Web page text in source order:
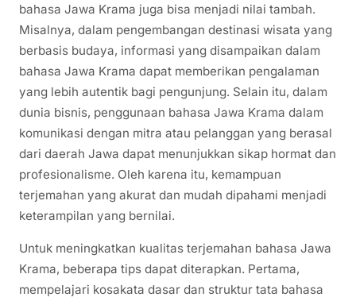
bahasa Jawa Krama juga bisa menjadi nilai tambah.
Misalnya, dalam pengembangan destinasi wisata yang
berbasis budaya, informasi yang disampaikan dalam
bahasa Jawa Krama dapat memberikan pengalaman
yang lebih autentik bagi pengunjung. Selain itu, dalam
dunia bisnis, penggunaan bahasa Jawa Krama dalam
komunikasi dengan mitra atau pelanggan yang berasal
dari daerah Jawa dapat menunjukkan sikap hormat dan
profesionalisme. Oleh karena itu, kemampuan
terjemahan yang akurat dan mudah dipahami menjadi
keterampilan yang bernilai.
Untuk meningkatkan kualitas terjemahan bahasa Jawa
Krama, beberapa tips dapat diterapkan. Pertama,
mempelajari kosakata dasar dan struktur tata bahasa